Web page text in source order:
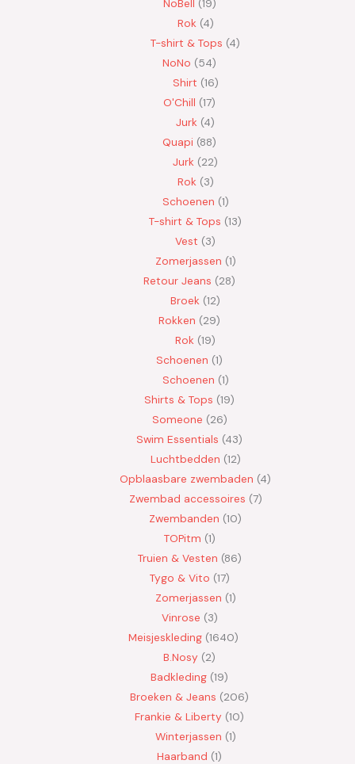
Rok 4
T-shirt & Tops 4
NoNo
54
Shirt 16
O'Chill 17
Jurk 4
Quapi 88
Jurk
22
Rok 3
Schoenen 1
T-shirt & Tops 13
Vest
3
Zomerjassen 1
Retour Jeans
28
Broek 12
Rokken
29
Rok 19
Schoenen 1
Schoenen 1
Shirts & Tops 19
Someone 26
Swim Essentials 43
Luchtbedden 12
Opblaasbare zwembaden 4
Zwembad accessoires 7
Zwembanden 10
TOPitm 1
Truien & Vesten 86
Tygo & Vito 17
Zomerjassen 1
Vinrose 3
Meisjeskleding 1640
B.Nosy
2
Badkleding 19
Broeken & Jeans
206
Frankie & Liberty 10
Winterjassen 1
Haarband 1